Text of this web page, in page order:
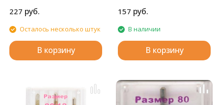
227 руб.
Осталось несколько штук
В корзину
157 руб.
В наличии
В корзину